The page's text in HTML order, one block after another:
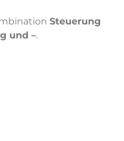
Steuerung
und –.